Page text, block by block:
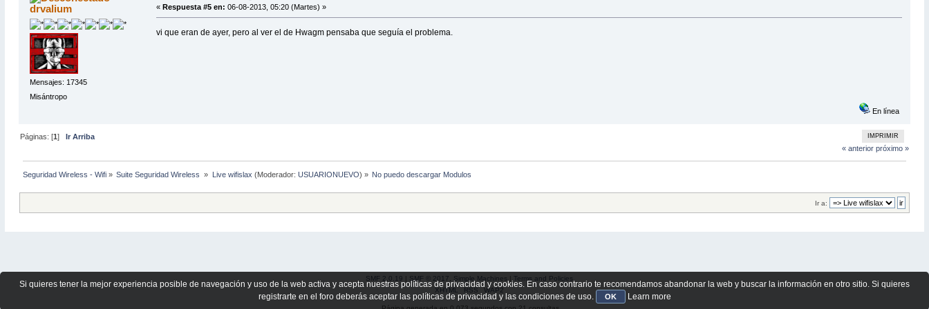
drvalium
Mensajes: 17345
Misántropo
«Respuesta #5 en: 06-08-2013, 05:20 (Martes) »
vi que eran de ayer, pero al ver el de Hwagm pensaba que seguía el problema.
En línea
IMPRIMIR
Páginas: [1] Ir Arriba
« anterior próximo »
Seguridad Wireless - Wifi» Suite Seguridad Wireless » Live wifislax (Moderador: USUARIONUEVO) » No puedo descargar Modulos
Ir a:
SMF 2.0.19 | SMF © 2017 Simple Machines | Terms and Policies
XHTML
RSS WAP2
Si quieres tener la mejor experiencia posible de navegación y uso de la web activa y acepta nuestras políticas de privacidad y cookies. En caso contrario te recomendamos abandonar la web y buscar la información en otro sitio. Si quieres
registrarte en el foro deberás aceptar las políticas de privacidad y las condiciones de uso.
OK Learn more